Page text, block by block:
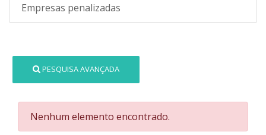
Empresas penalizadas
PESQUISA AVANÇADA
Nenhum elemento encontrado.